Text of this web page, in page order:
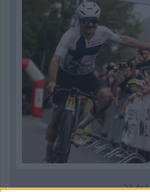
23